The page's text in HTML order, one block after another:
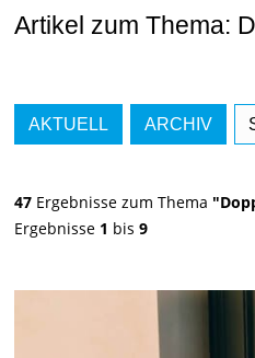
Artikel zum Thema:
AKTUELL ARCHIV
47 Ergebnisse zum Thema
Ergebnisse 1 bis 9